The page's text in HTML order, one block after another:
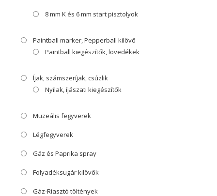
8 mm K és 6 mm start pisztolyok
Paintball marker, Pepperball kilövő
Paintball kiegészítők, lövedékek
Íjak, számszeríjak, csúzlik
Nyilak, íjászati kiegészítők
Muzeális fegyverek
Légfegyverek
Gáz és Paprika spray
Folyadéksugár kilövők
Gáz-Riasztó töltények